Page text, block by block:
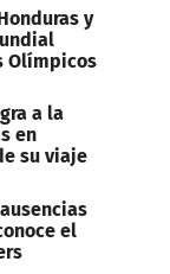
y
Olímpicos
a la
en
su viaje
el